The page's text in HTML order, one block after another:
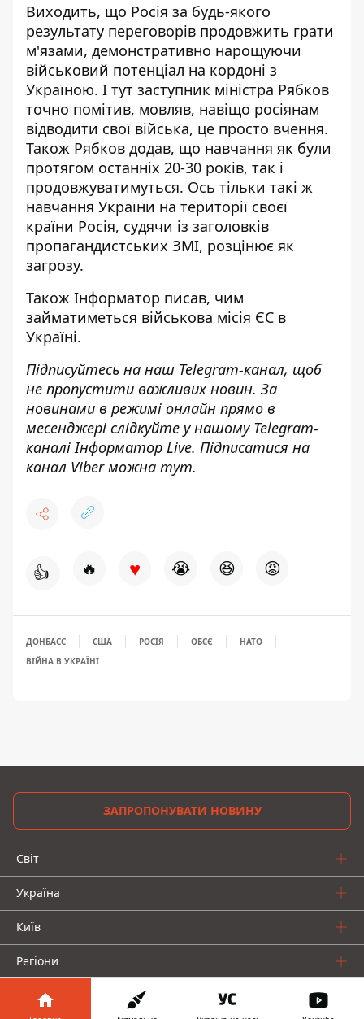
Виходить, що Росія за будь-якого
результату переговорів продовжить грати
м'язами, демонстративно нарощуючи
військовий потенціал на кордоні з
Україною. І тут заступник міністра Рябков
точно помітив, мовляв, навіщо росіянам
відводити свої війська, це просто вчення.
Також Рябков додав, що навчання як були
протягом останніх 20-30 років, так і
продовжуватимуться. Ось тільки такі ж
навчання України на території своєї
країни Росія, судячи із заголовків
пропагандистських ЗМІ, розцінює як
загрозу.
Також Інформатор писав, чим
займатиметься військова місія ЄС в
Україні.
Підписуйтесь на наш Telegram-канал, щоб
не пропустити важливих новин. За
новинами в режимі онлайн прямо в
месенджері слідкуйте у нашому Telegram-
каналі Інформатор Live. Підписатися на
канал Viber можна тут.
👍 🔥 ♥ 😭 😆 😡
ДОНБАСС США РОСІЯ ОБСЄ
НАТО
ВІЙНА В УКРАЇНІ
ЗАПРОПОНУВАТИ НОВИНУ
Світ
Україна
Київ
Регіони
Гроші